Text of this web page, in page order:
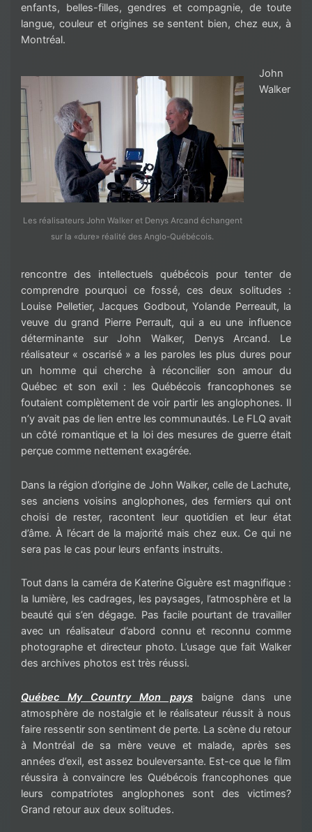
enfants, belles-filles, gendres et compagnie, de toute
langue, couleur et origines se sentent bien, chez eux, à
Montréal.
Les réalisateurs John Walker et Denys Arcand échangent
sur la «dure» réalité des Anglo-Québécois.
John
Walker
rencontre des intellectuels québécois pour tenter de
comprendre pourquoi ce fossé, ces deux solitudes :
Louise Pelletier, Jacques Godbout, Yolande Perreault, la
veuve du grand Pierre Perrault, qui a eu une influence
déterminante sur John Walker, Denys Arcand. Le
réalisateur « oscarisé » a les paroles les plus dures pour
un homme qui cherche à réconcilier son amour du
Québec et son exil : les Québécois francophones se
foutaient complètement de voir partir les anglophones. Il
n’y avait pas de lien entre les communautés. Le FLQ avait
un côté romantique et la loi des mesures de guerre était
perçue comme nettement exagérée.
Dans la région d’origine de John Walker, celle de Lachute,
ses anciens voisins anglophones, des fermiers qui ont
choisi de rester, racontent leur quotidien et leur état
d’âme. À l’écart de la majorité mais chez eux. Ce qui ne
sera pas le cas pour leurs enfants instruits.
Tout dans la caméra de Katerine Giguère est magnifique :
la lumière, les cadrages, les paysages, l’atmosphère et la
beauté qui s’en dégage. Pas facile pourtant de travailler
avec un réalisateur d’abord connu et reconnu comme
photographe et directeur photo. L’usage que fait Walker
des archives photos est très réussi.
Québec My Country Mon paysbaigne dans une
atmosphère de nostalgie et le réalisateur réussit à nous
faire ressentir son sentiment de perte. La scène du retour
à Montréal de sa mère veuve et malade, après ses
années d’exil, est assez bouleversante. Est-ce que le film
réussira à convaincre les Québécois francophones que
leurs compatriotes anglophones sont des victimes?
Grand retour aux deux solitudes.